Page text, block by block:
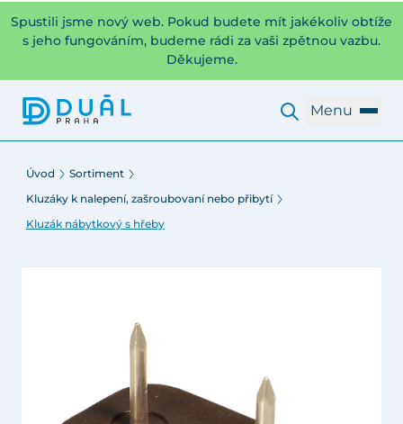
Spustili jsme nový web. Pokud budete mít jakékoliv obtíže
s jeho fungováním, budeme rádi za vaši zpětnou vazbu.
Děkujeme.
Menu
Úvod
Sortiment
Kluzáky k nalepení, zašroubovaní nebo přibytí
Kluzák nábytkový s hřeby